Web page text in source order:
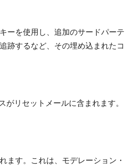
ーを使用し、追加のサードパー
するなど、その埋め込まれた
リセットメールに含まれます。
ます。これは、モデレーション